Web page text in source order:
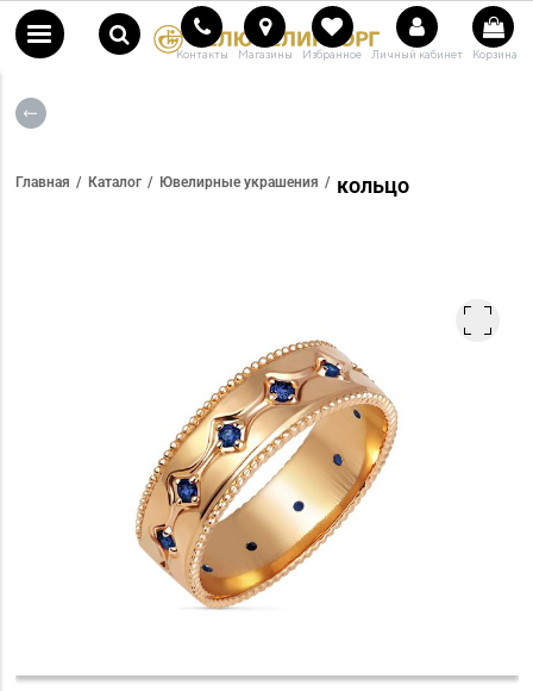
Контакты Магазины Избранное Личный кабинет Корзина
Главная Каталог Ювелирные украшения кольцо